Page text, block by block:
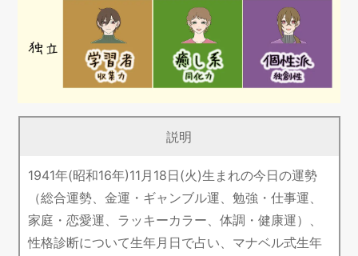
説明
1941年(昭和16年)11月18日(火)生まれの今日の運勢
（総合運勢、金運・ギャンブル運、勉強・仕事運、
家庭・恋愛運、ラッキーカラー、体調・健康運）、
性格診断について生年月日で占い、マナベル式生年